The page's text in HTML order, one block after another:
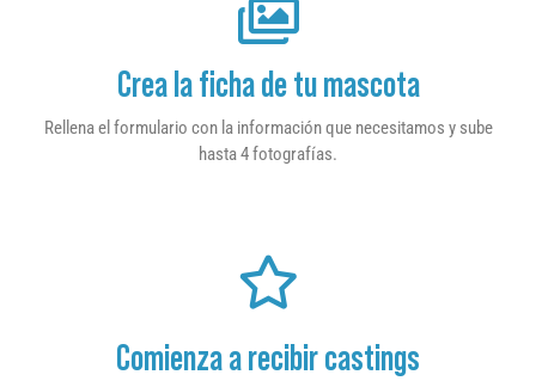
Crea la ficha de tu mascota
Rellena el formulario con la información que necesitamos y sube
hasta 4 fotografías.
Comienza a recibir castings